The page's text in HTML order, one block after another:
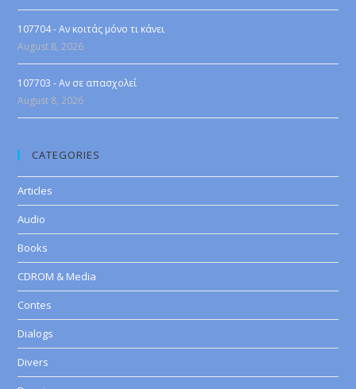
107704 - Αν κοιτάς μόνο τι κάνει
August 8, 2026
107703 - Αν σε απασχολεί
August 8, 2026
CATEGORIES
Articles
Audio
Books
CDROM & Media
Contes
Dialogs
Divers